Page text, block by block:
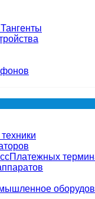
Платежных